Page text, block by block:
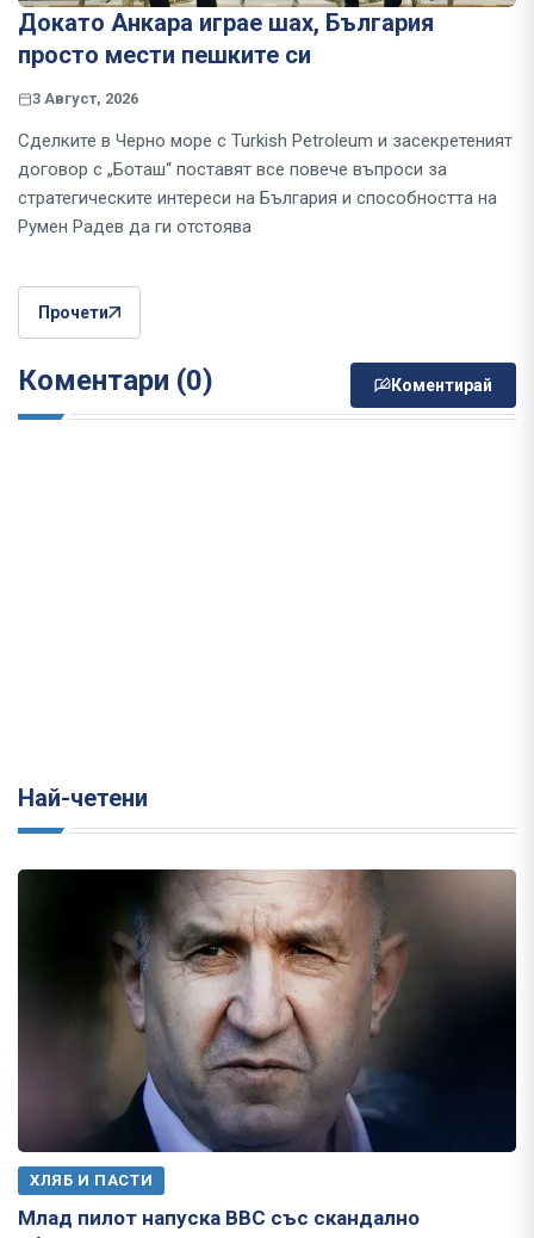
Докато Анкара играе шах, България
просто мести пешките си
3 Август, 2026
Сделките в Черно море с Turkish Petroleum и засекретеният
договор с „Боташ“ поставят все повече въпроси за
стратегическите интереси на България и способността на
Румен Радев да ги отстоява
Прочети
Коментари (0) Коментирай
Най-четени
ХЛЯБ И ПАСТИ
Млад пилот напуска ВВС със скандално